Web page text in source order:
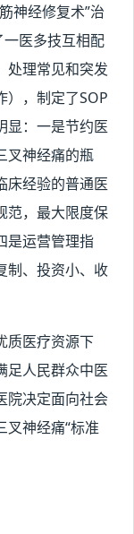
神经修复术”治
一医多技互相配
处理常见和突发
），制定了SOP
显：一是节约医
叉神经痛的瓶
床经验的普通医
范，最大限度保
是运营管理指
制、投资小、收
质医疗资源下
足人民群众中医
院决定面向社会
叉神经痛“标准